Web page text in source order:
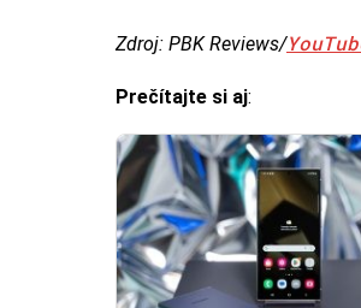
Zdroj: PBK Reviews/
Prečítajte si aj: